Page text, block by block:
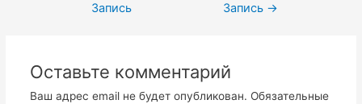
Запись
Запись →
Оставьте комментарий
Ваш адрес email не будет опубликован. Обязательные